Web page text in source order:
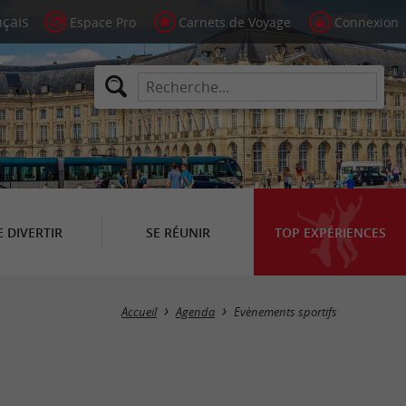
Espace Pro Carnets de Voyage Connexion
DIVERTIR SE RÉUNIR TOP EXPÉRIENCES
Masquer la carte
Accueil Agenda Evènements sportifs